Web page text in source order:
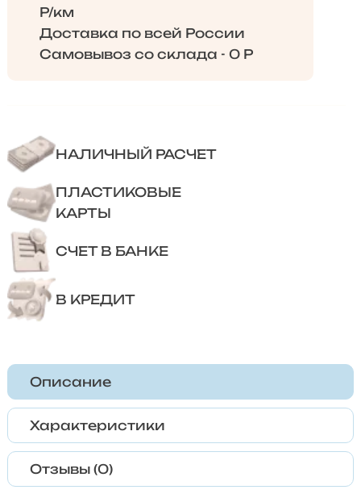
Р/км
Доставка по всей России
Самовывоз со склада - 0 Р
НАЛИЧНЫЙ РАСЧЕТ
ПЛАСТИКОВЫЕ
КАРТЫ
СЧЕТ В БАНКЕ
В КРЕДИТ
Описание
Характеристики
Отзывы (0)